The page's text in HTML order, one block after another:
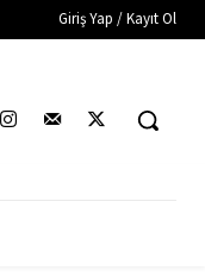
Giriş Yap / Kayıt Ol